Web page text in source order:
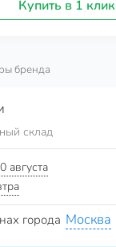
Купить в 1 клик
бренда
склад
августа
города Москва